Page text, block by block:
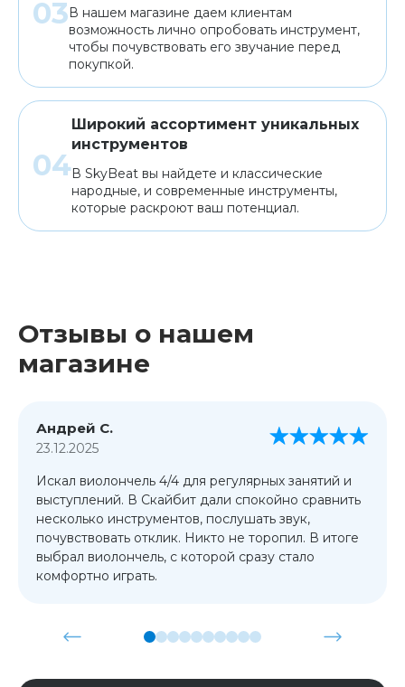
В нашем магазине даем клиентам
возможность лично опробовать инструмент,
чтобы почувствовать его звучание перед
покупкой.
Широкий ассортимент уникальных
инструментов
В SkyBeat вы найдете и классические
народные, и современные инструменты,
которые раскроют ваш потенциал.
Отзывы о нашем
магазине
Андрей С.
23.12.2025
Искал виолончель 4/4 для регулярных занятий и
выступлений. В Скайбит дали спокойно сравнить
несколько инструментов, послушать звук,
почувствовать отклик. Никто не торопил. В итоге
выбрал виолончель, с которой сразу стало
комфортно играть.